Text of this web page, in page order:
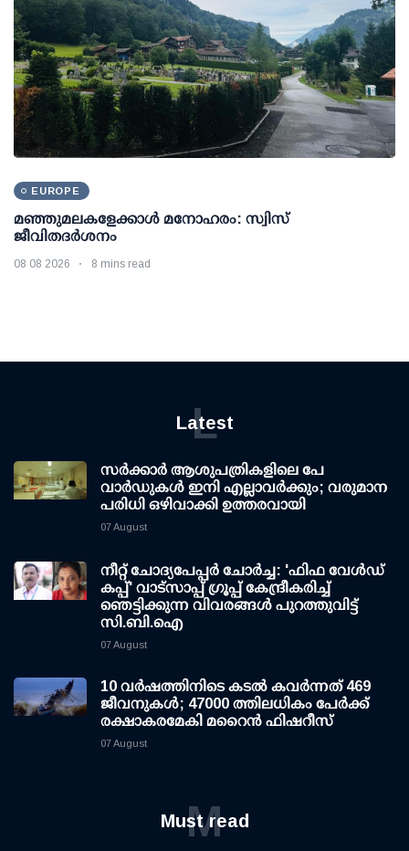
EUROPE
മഞ്ഞുമലകളേക്കാൾ മനോഹരം: സ്വിസ്
ജീവിതദർശനം
08 08 2026 8 mins read
Latest
L
സര്‍ക്കാര്‍ ആശുപത്രികളിലെ പേ
വാര്‍ഡുകള്‍ ഇനി എല്ലാവര്‍ക്കും; വരുമാന
പരിധി ഒഴിവാക്കി ഉത്തരവായി
07 August
നീറ്റ് ചോദ്യപേപ്പര്‍ ചോര്‍ച്ച: 'ഫിഫ വേള്‍ഡ്
കപ്പ്' വാട്സാപ്പ് ഗ്രൂപ്പ് കേന്ദ്രീകരിച്ച്
ഞെട്ടിക്കുന്ന വിവരങ്ങള്‍ പുറത്തുവിട്ട്
സി.ബി.ഐ
07 August
10 വര്‍ഷത്തിനിടെ കടല്‍ കവര്‍ന്നത് 469
ജീവനുകള്‍; 47000 ത്തിലധികം പേര്‍ക്ക്
രക്ഷാകരമേകി മറൈന്‍ ഫിഷറീസ്
07 August
Must read
M